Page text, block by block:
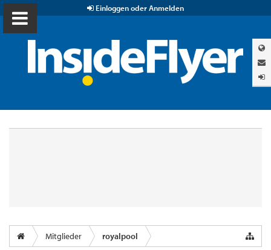
Einloggen oder Anmelden
Mitglieder royalpool